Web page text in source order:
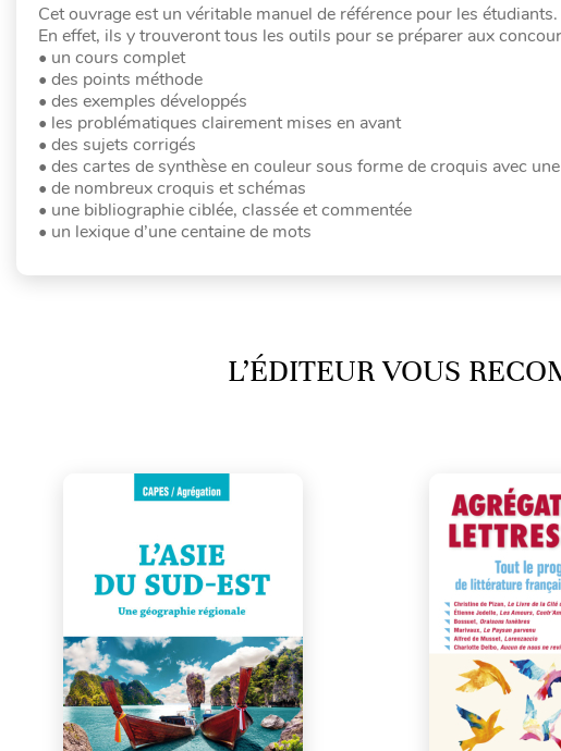
Cet ouvrage est un véritable manuel de référence pour les étudiants.
En effet, ils y trouveront tous les outils pour se préparer aux
• un cours complet
• des points méthode
• des exemples développés
• les problématiques clairement mises en avant
• des sujets corrigés
• des cartes de synthèse en couleur sous forme de croquis avec
• de nombreux croquis et schémas
• une bibliographie ciblée, classée et commentée
• un lexique d’une centaine de mots
L’ÉDITEUR VOUS